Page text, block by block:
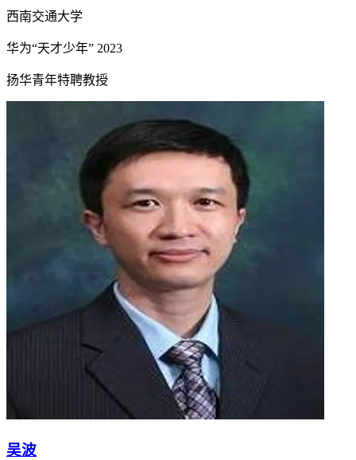
西南交通大学
华为“天才少年” 2023
扬华青年特聘教授
吴波